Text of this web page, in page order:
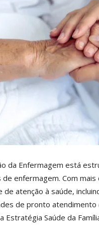
da Enfermagem está
enfermagem. Com mais
atenção à saúde,
de pronto
Estratégia Saúde da